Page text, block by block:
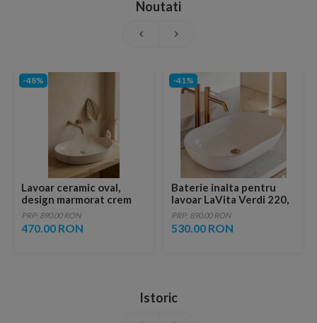
Noutati
-48%
Lavoar ceramic oval,
design marmorat crem
lucios cu vene aurii,
ventil inclus
PRP: 890.00 RON
470.00 RON
-41%
Baterie inalta pentru
lavoar LaVita Verdi 220,
fara ventil, brushed
copper
PRP: 890.00 RON
530.00 RON
Istoric